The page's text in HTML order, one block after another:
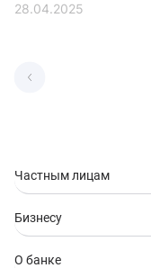
28.04.2025
Частным лицам
Бизнесу
О банке